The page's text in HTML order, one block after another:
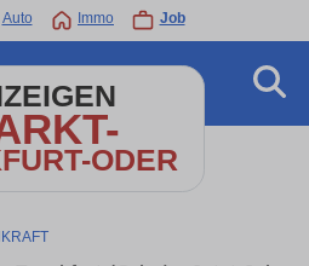
Auto Immo Job
ODER